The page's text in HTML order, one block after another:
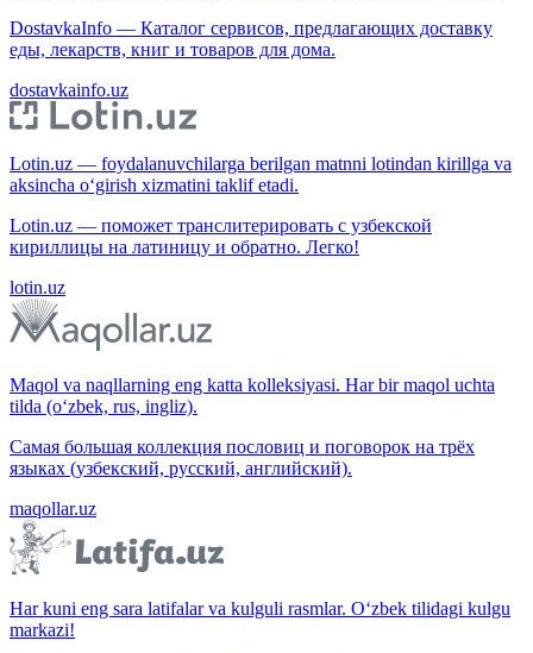
DostavkaInfo — Каталог сервисов, предлагающих доставку
еды, лекарств, книг и товаров для дома.
dostavkainfo.uz
Lotin.uz — foydalanuvchilarga berilgan matnni lotindan kirillga va
aksincha o‘girish xizmatini taklif etadi.
Lotin.uz — поможет транслитерировать с узбекской
кириллицы на латиницу и обратно. Легко!
lotin.uz
Maqol va naqllarning eng katta kolleksiyasi. Har bir maqol uchta
tilda (o‘zbek, rus, ingliz).
Самая большая коллекция пословиц и поговорок на трёх
языках (узбекский, русский, английский).
maqollar.uz
Har kuni eng sara latifalar va kulguli rasmlar. O‘zbek tilidagi kulgu
markazi!